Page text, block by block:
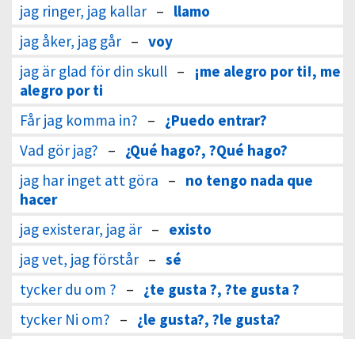
jag ringer, jag kallar – llamo
jag åker, jag går – voy
jag är glad för din skull –
¡me alegro por ti!, me
alegro por ti
Får jag komma in? – ¿Puedo entrar?
Vad gör jag? – ¿Qué hago?, ?Qué hago?
jag har inget att göra – no tengo nada que
hacer
jag existerar, jag är – existo
jag vet, jag förstår – sé
tycker du om ? – ¿te gusta ?, ?te gusta ?
tycker Ni om? – ¿le gusta?, ?le gusta?